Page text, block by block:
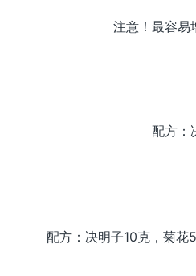
注意！最容易
配方：
配方：决明子10克，菊花